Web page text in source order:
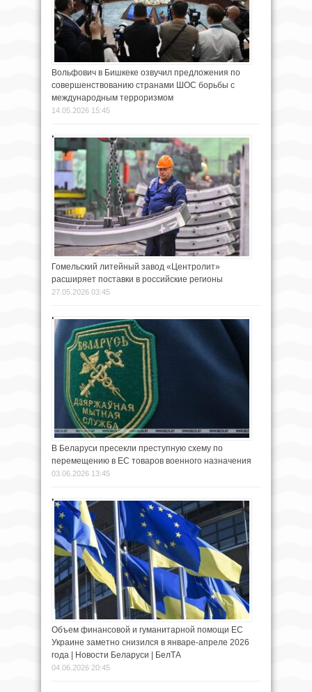
Вольфович в Бишкеке озвучил предложения по
совершенствованию странами ШОС борьбы с
международным терроризмом
14.05.2026 15:45
Гомельский литейный завод «Центролит»
расширяет поставки в российские регионы
27.05.2026 03:45
В Беларуси пресекли преступную схему по
перемещению в ЕС товаров военного назначения
03.06.2026 13:45
Объем финансовой и гуманитарной помощи ЕС
Украине заметно снизился в январе-апреле 2026
года | Новости Беларуси | БелТА
04.06.2026 20:45